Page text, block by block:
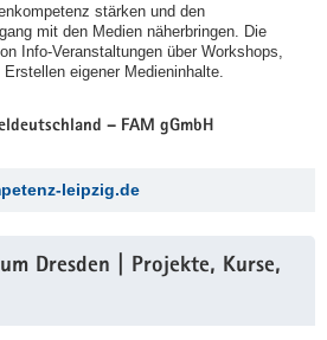
stärken und den
mit den Medien näherbringen. Die
Info-Veranstaltungen über Workshops,
eigener Medieninhalte.
– FAM gGmbH
leipzig.de
Dresden | Projekte, Kurse,